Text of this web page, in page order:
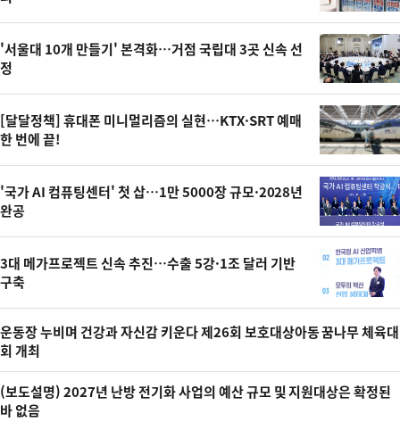
신,
오
늘
의
영
상
,
오
늘
의
사
진
스
'서울대 10개 만들기' 본격화…거점 국립대 3곳 신속 선
정
[달달정책] 휴대폰 미니멀리즘의 실현…KTX·SRT 예매
한 번에 끝!
'국가 AI 컴퓨팅센터' 첫 삽…1만 5000장 규모·2028년
완공
3대 메가프로젝트 신속 추진…수출 5강·1조 달러 기반
구축
최
신
뉴
스
운동장 누비며 건강과 자신감 키운다 제26회 보호대상아동 꿈나무 체육대
회 개최
(보도설명) 2027년 난방 전기화 사업의 예산 규모 및 지원대상은 확정된
바 없음